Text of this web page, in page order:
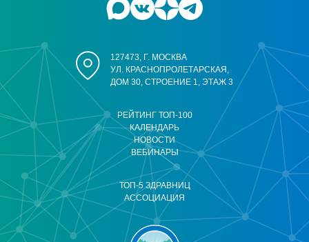
РЕЙТИНГ ТОП-100
КАЛЕНДАРЬ
НОВОСТИ
ВЕБИНАРЫ
ТОП-5 ЗДРАВНИЦ
АССОЦИАЦИЯ
127473, Г. МОСКВА
УЛ. КРАСНОПРОЛЕТАРСКАЯ,
ДОМ 30, СТРОЕНИЕ 1, ЭТАЖ 3